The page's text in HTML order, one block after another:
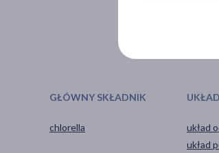
GŁÓWNY SKŁADNIK
chlorella
układ
układ